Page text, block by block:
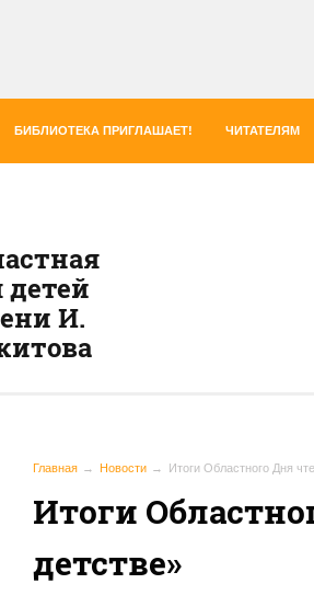
БИБЛИОТЕКА ПРИГЛАШАЕТ! ЧИТАТЕЛЯМ
детей
И.
Главная Новости Итоги Областного Дня
Итоги
детстве»